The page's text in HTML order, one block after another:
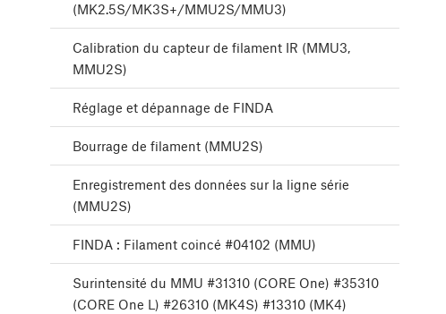
(MK2.5S/MK3S+/MMU2S/MMU3)
Calibration du capteur de filament IR (MMU3,
MMU2S)
Réglage et dépannage de FINDA
Bourrage de filament (MMU2S)
Enregistrement des données sur la ligne série
(MMU2S)
FINDA : Filament coincé #04102 (MMU)
Surintensité du MMU #31310 (CORE One) #35310
(CORE One L) #26310 (MK4S) #13310 (MK4)